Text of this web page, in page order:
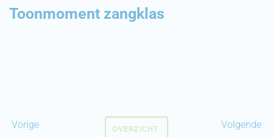
Toonmoment zangklas
Vorige Volgende
OVERZICHT